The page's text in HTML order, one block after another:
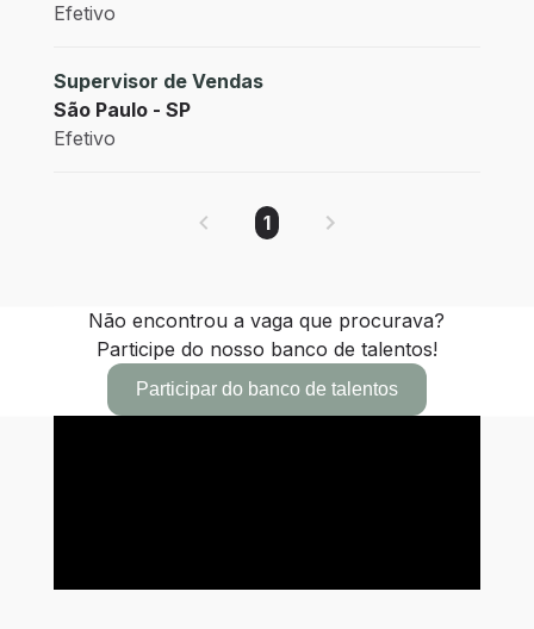
Efetivo
Supervisor de Vendas
São Paulo - SP
Efetivo
1
Não encontrou a vaga que procurava?
Participe do nosso banco de talentos!
Participar do banco de talentos